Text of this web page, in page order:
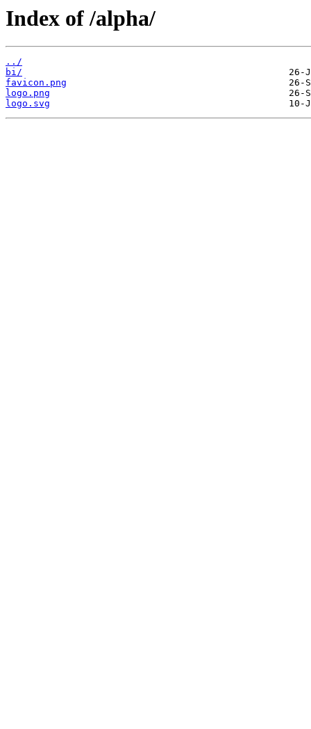
Index of /alpha/
../
bi/
favicon.png
logo.png
logo.svg